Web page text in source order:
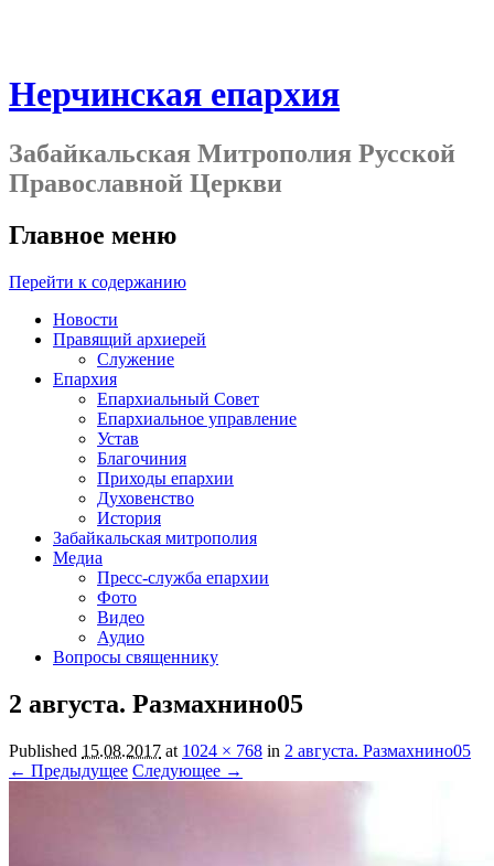
Нерчинская епархия
Забайкальская Митрополия Русской
Православной Церкви
Главное меню
Перейти к содержанию
Новости
Правящий архиерей
Служение
Епархия
Епархиальный Совет
Епархиальное управление
Устав
Благочиния
Приходы епархии
Духовенство
История
Забайкальская митрополия
Медиа
Пресс-служба епархии
Фото
Видео
Аудио
Вопросы священнику
2 августа. Размахнино05
Published 15.08.2017 at 1024 × 768 in 2 августа. Размахнино05
← Предыдущее Следующее →